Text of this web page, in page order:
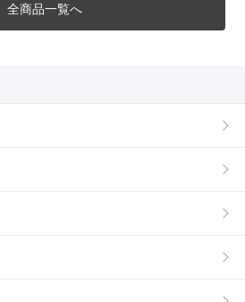
全商品一覧へ